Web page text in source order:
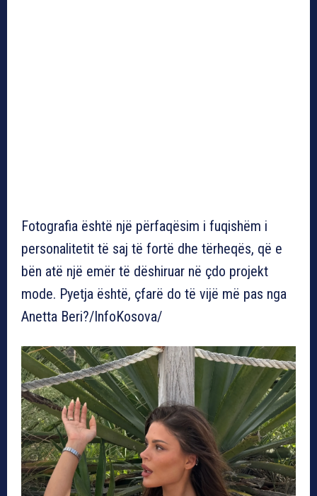
Fotografia është një përfaqësim i fuqishëm i
personalitetit të saj të fortë dhe tërheqës, që e
bën atë një emër të dëshiruar në çdo projekt
mode. Pyetja është, çfarë do të vijë më pas nga
Anetta Beri?/InfoKosova/